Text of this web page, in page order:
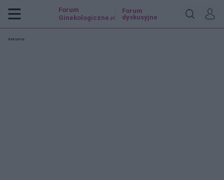
Forum
Ginekologiczne .pl
Forum
dyskusyjne
Reklama: